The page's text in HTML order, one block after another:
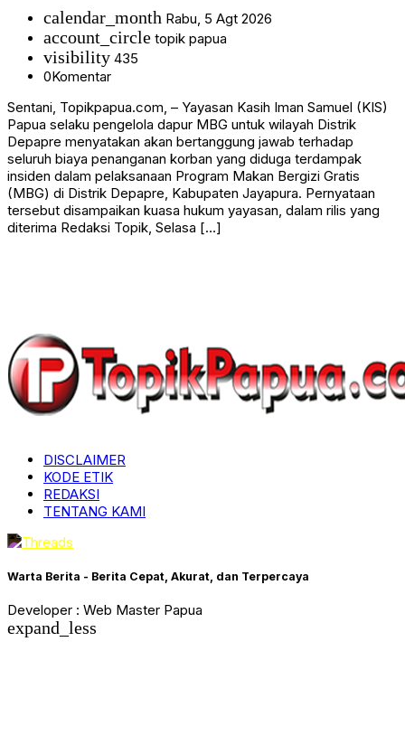
calendar_month Rabu, 5 Agt 2026
account_circle topik papua
visibility 435
0Komentar
Sentani, Topikpapua.com, – Yayasan Kasih Iman Samuel (KIS)
Papua selaku pengelola dapur MBG untuk wilayah Distrik
Depapre menyatakan akan bertanggung jawab terhadap
seluruh biaya penanganan korban yang diduga terdampak
insiden dalam pelaksanaan Program Makan Bergizi Gratis
(MBG) di Distrik Depapre, Kabupaten Jayapura. Pernyataan
tersebut disampaikan kuasa hukum yayasan, dalam rilis yang
diterima Redaksi Topik, Selasa […]
DISCLAIMER
KODE ETIK
REDAKSI
TENTANG KAMI
Warta Berita - Berita Cepat, Akurat, dan Terpercaya
Developer : Web Master Papua
expand_less